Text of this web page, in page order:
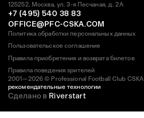
2001—2026 © Professional Football Club CSKA
рекомендательные технологии
125252, Москва, ул. 3-я Песчаная, д. 2А
+7 (495) 540 38 83
OFFICE@PFC-CSKA.COM
Политика обработки персональных данных
Пользовательское соглашение
Правила приобретения и возврата билетов
Правила поведения зрителей
Сделано в Riverstart